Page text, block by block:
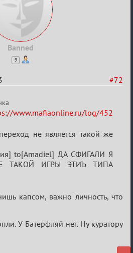
Banned
9
#72
www.mafiaonline.ru/log/452
не является такой же
to[Amadiel] ДА СФИГАЛИ Я
ТАКОЙ ИГРЫ ЭТИЪ ТИПА
капсом, важно личность, что
У Батерфляй нет. Ну куратору